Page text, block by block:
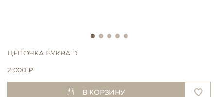
ЦЕПОЧКА БУКВА D
2 000 ₽
В КОРЗИНУ